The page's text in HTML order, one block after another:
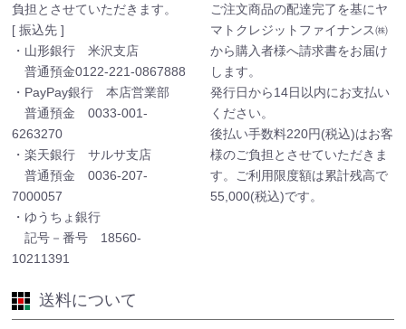
負担とさせていただきます。
[ 振込先 ]
・山形銀行 米沢支店
普通預金0122-221-0867888
・PayPay銀行 本店営業部
普通預金 0033-001-
6263270
・楽天銀行 サルサ支店
普通預金 0036-207-
7000057
・ゆうちょ銀行
記号－番号 18560-
10211391
ご注文商品の配達完了を基にヤ
マトクレジットファイナンス㈱
から購入者様へ請求書をお届け
します。
発行日から14日以内にお支払い
ください。
後払い手数料220円(税込)はお客
様のご負担とさせていただきま
す。ご利用限度額は累計残高で
55,000(税込)です。
送料について